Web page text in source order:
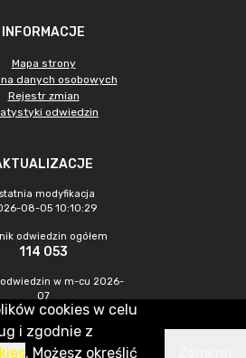
INFORMACJE
Mapa strony
danych osobowych
Rejestr zmian
odwiedzin
modyfikacja
08-05 10:10:29
odwiedzin ogółem
114 053
w m-cu 2026-
07
572
cookies w celu
i zgodnie z
. Możesz określić